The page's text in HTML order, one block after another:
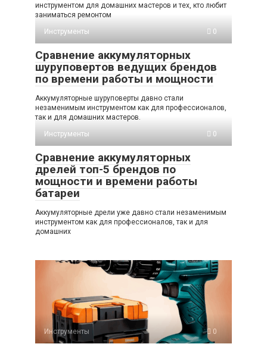
инструментом для домашних мастеров и тех, кто любит
заниматься ремонтом
Инструменты
0
Сравнение аккумуляторных
шуруповертов ведущих брендов
по времени работы и мощности
Аккумуляторные шуруповерты давно стали
незаменимым инструментом как для профессионалов,
так и для домашних мастеров.
Инструменты
0
Сравнение аккумуляторных
дрелей топ-5 брендов по
мощности и времени работы
батареи
Аккумуляторные дрели уже давно стали незаменимым
инструментом как для профессионалов, так и для
домашних
Инструменты 0